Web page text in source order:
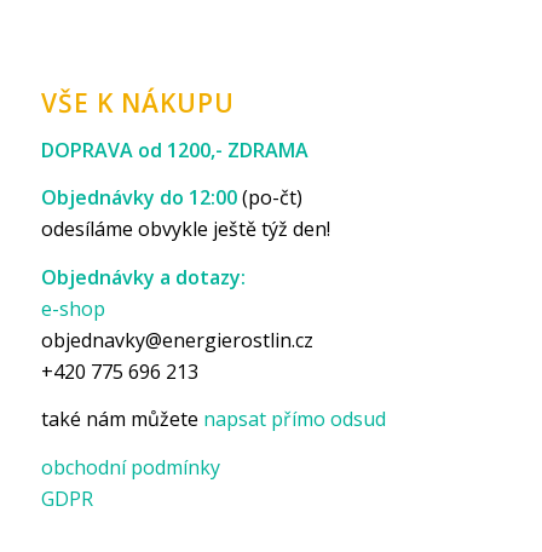
VŠE K NÁKUPU
DOPRAVA od 1200,- ZDRAMA
Objednávky do 12:00(po-čt)
odesíláme obvykle ještě týž den!
Objednávky a dotazy:
e-shop
objednavky@energierostlin.cz
+420 775 696 213
také nám můžete napsat přímo odsud
obchodní podmínky
GDPR